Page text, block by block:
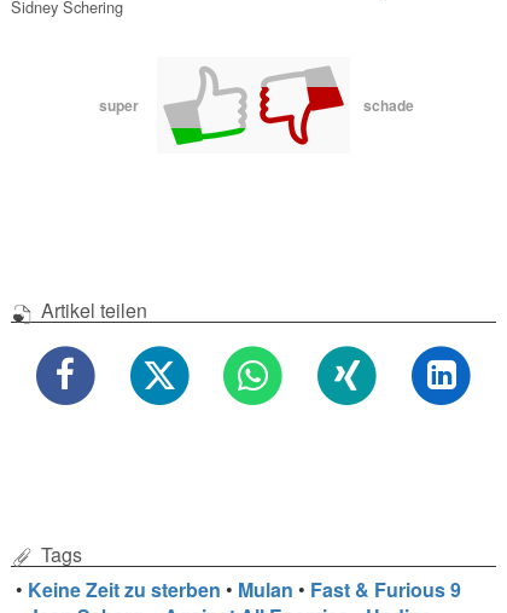
Sidney Schering
super schade
Artikel teilen
Tags
• Keine Zeit zu sterben • Mulan • Fast & Furious 9